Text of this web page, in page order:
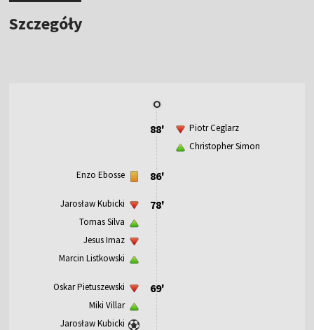
Szczegóły
88'
Piotr Ceglarz
Christopher Simon
86'
Enzo Ebosse
78'
Jarosław Kubicki
Tomas Silva
Jesus Imaz
Marcin Listkowski
69'
Oskar Pietuszewski
Miki Villar
Jarosław Kubicki